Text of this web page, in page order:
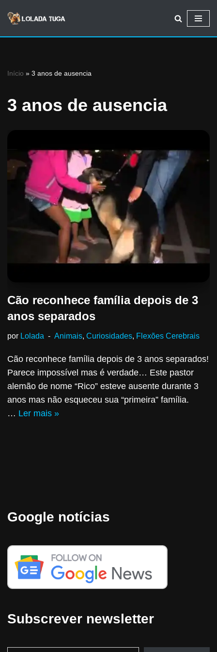
Avançar
Início » 3 anos de ausencia
3 anos de ausencia
Cão reconhece família depois de 3
anos separados
por Lolada Animais Curiosidades Flexões Cerebrais
Cão reconhece família depois de 3 anos separados!
Parece impossível mas é verdade… Este pastor
alemão de nome “Rico” esteve ausente durante 3
anos mas não esqueceu sua “primeira” família.
… Ler mais »
Google notícias
Subscrever newsletter